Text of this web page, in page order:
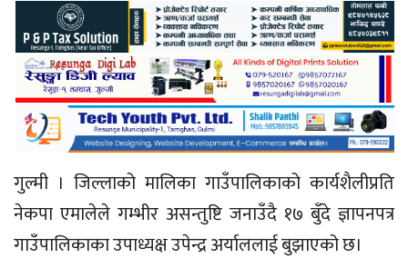
गुल्मी । जिल्लाको मालिका गाउँपालिकाको कार्यशैलीप्रति
नेकपा एमालेले गम्भीर असन्तुष्टि जनाउँदै १७ बुँदे ज्ञापनपत्र
गाउँपालिकाका उपाध्यक्ष उपेन्द्र अर्याललाई बुझाएको छ।